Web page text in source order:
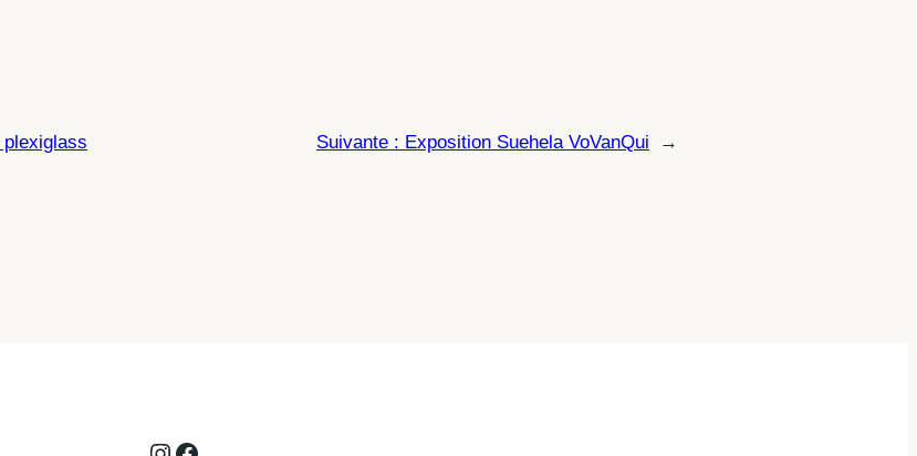
Suivante : Exposition Suehela VoVanQui →